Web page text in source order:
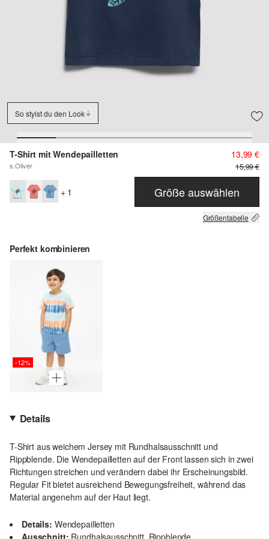
So stylst du den Look
T-Shirt mit Wendepailletten
s.Oliver
13,99 €
15,99 €
+ 1 Größe auswählen
Größentabelle
Perfekt kombinieren
-12%
Details
T-Shirt aus weichem Jersey mit Rundhalsausschnitt und
Rippblende. Die Wendepailletten auf der Front lassen sich in zwei
Richtungen streichen und verändern dabei ihr Erscheinungsbild.
Regular Fit bietet ausreichend Bewegungsfreiheit, während das
Material angenehm auf der Haut liegt.
Details: Wendepailletten
Ausschnitt: Rundhalsausschnitt, Rippblende